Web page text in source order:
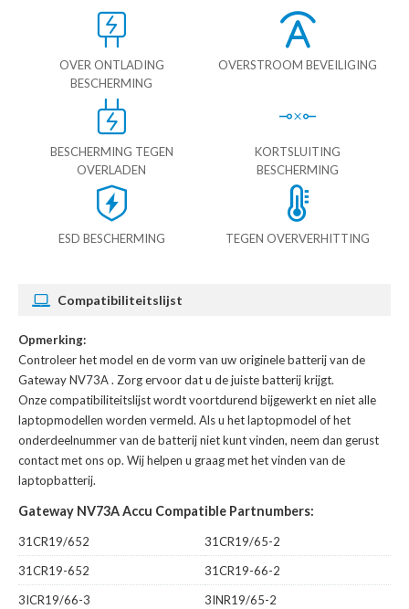
OVER ONTLADING
BESCHERMING
OVERSTROOM BEVEILIGING
BESCHERMING TEGEN
OVERLADEN
KORTSLUITING
BESCHERMING
ESD BESCHERMING TEGEN OVERVERHITTING
Compatibiliteitslijst
Opmerking:
Controleer het model en de vorm van uw originele batterij van de
Gateway NV73A. Zorg ervoor dat u de juiste batterij krijgt.
Onze compatibiliteitslijst wordt voortdurend bijgewerkt en niet alle
laptopmodellen worden vermeld. Als u het laptopmodel of het
onderdeelnummer van de batterij niet kunt vinden, neem dan gerust
contact met ons op. Wij helpen u graag met het vinden van de
laptopbatterij.
Gateway NV73A Accu Compatible Partnumbers:
31CR19/652
31CR19/65-2
31CR19-652
31CR19-66-2
3ICR19/66-3
3INR19/65-2